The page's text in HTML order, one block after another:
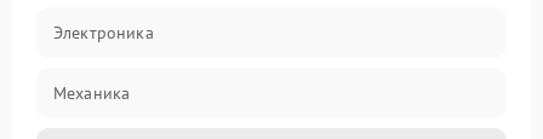
Электроника
Механика